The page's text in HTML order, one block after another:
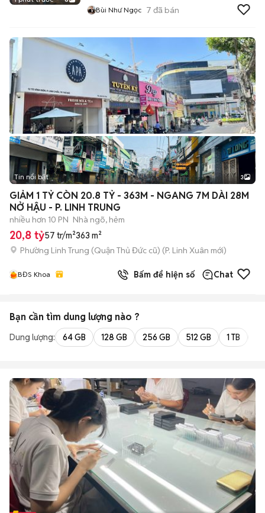
Bùi Như Ngọc 7 đã bán
Tin nổi bật 3
GIẢM 1 TỶ CÒN 20.8 TỶ - 363M - NGANG 7M DÀI 28M
NỞ HẬU - P. LINH TRUNG
nhiều hơn 10 PN Nhà ngõ, hẻm
20,8 tỷ57 tr/m²363 m²
Phường Linh Trung (Quận Thủ Đức cũ) (P. Linh Xuân mới)
BĐS Khoa Bấm để hiện số Chat
Bạn cần tìm dung lượng nào ?
Dung lượng: 64 GB 128 GB 256 GB 512 GB 1 TB